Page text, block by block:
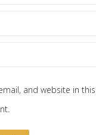
and website in